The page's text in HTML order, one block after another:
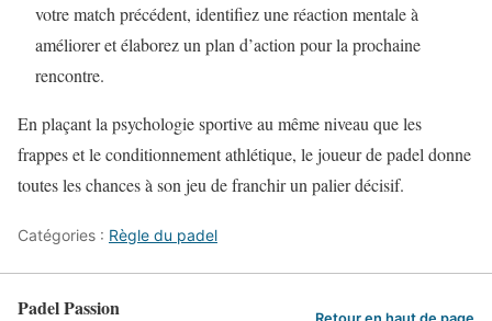
votre match précédent, identifiez une réaction mentale à
améliorer et élaborez un plan d’action pour la prochaine
rencontre.
En plaçant la psychologie sportive au même niveau que les
frappes et le conditionnement athlétique, le joueur de padel donne
toutes les chances à son jeu de franchir un palier décisif.
Catégories : Règle du padel
Padel Passion